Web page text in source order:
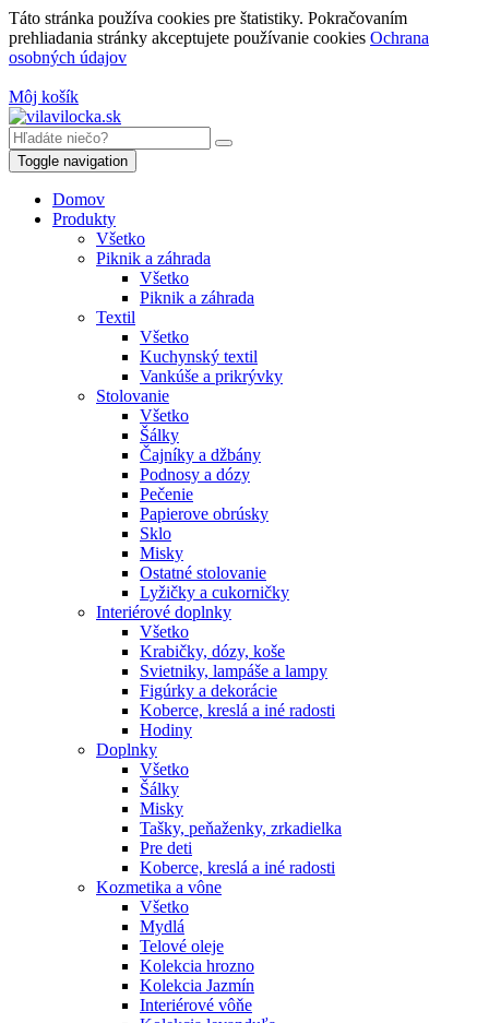
Táto stránka používa cookies pre štatistiky. Pokračovaním
prehliadania stránky akceptujete používanie cookies Ochrana
osobných údajov
Môj košík
Toggle navigation
Domov
Produkty
Všetko
Piknik a záhrada
Všetko
Piknik a záhrada
Textil
Všetko
Kuchynský textil
Vankúše a prikrývky
Stolovanie
Všetko
Šálky
Čajníky a džbány
Podnosy a dózy
Pečenie
Papierove obrúsky
Sklo
Misky
Ostatné stolovanie
Lyžičky a cukorničky
Interiérové doplnky
Všetko
Krabičky, dózy, koše
Svietniky, lampáše a lampy
Figúrky a dekorácie
Koberce, kreslá a iné radosti
Hodiny
Doplnky
Všetko
Šálky
Misky
Tašky, peňaženky, zrkadielka
Pre deti
Koberce, kreslá a iné radosti
Kozmetika a vône
Všetko
Mydlá
Telové oleje
Kolekcia hrozno
Kolekcia Jazmín
Interiérové vôňe